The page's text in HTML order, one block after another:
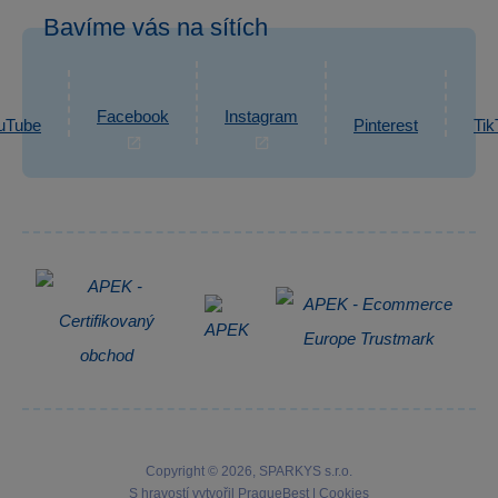
Reklamace
Informace o zpracování osobních údajů
eshop@sparkys.cz
Napsat zprávu
Bavíme vás na sítích
Facebook Instagram Pinterest
Copyright © 2026, SPARKYS s.r.o.
S hravostí vytvořil
PragueBest Cookies